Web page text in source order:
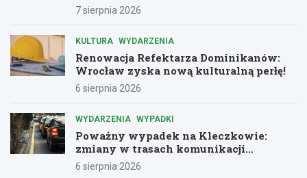
7 sierpnia 2026
KULTURA WYDARZENIA
Renowacja Refektarza Dominikanów:
Wrocław zyska nową kulturalną perłę!
6 sierpnia 2026
WYDARZENIA WYPADKI
Poważny wypadek na Kleczkowie:
zmiany w trasach komunikacji
miejskiej
6 sierpnia 2026